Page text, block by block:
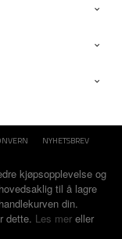
NYHETSBREV
kjøpsopplevelse og
til å lagre
din.
dette. Les mer eller